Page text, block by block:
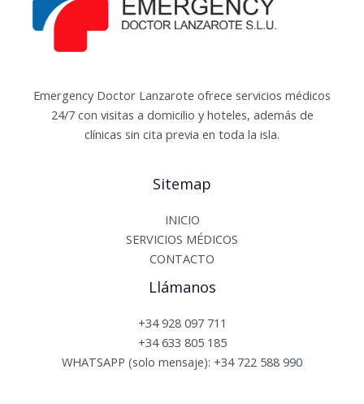
Emergency Doctor Lanzarote ofrece servicios médicos
24/7 con visitas a domicilio y hoteles, además de
clínicas sin cita previa en toda la isla.
Sitemap
INICIO
SERVICIOS MÉDICOS
CONTACTO
Llámanos
+34 928 097 711
+34 633 805 185
WHATSAPP (solo mensaje): +34 722 588 990